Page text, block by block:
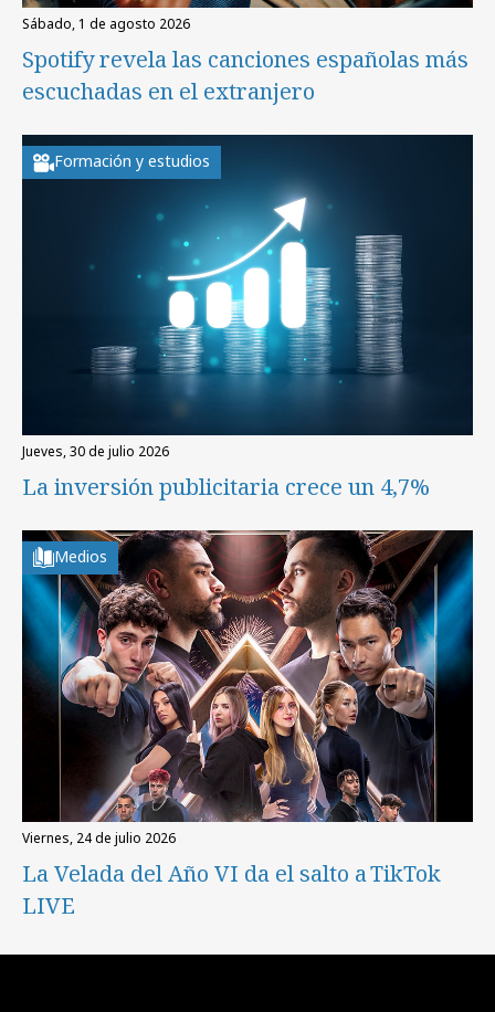
sábado, 1 de agosto 2026
Spotify revela las canciones españolas más
escuchadas en el extranjero
Formación y estudios
jueves, 30 de julio 2026
La inversión publicitaria crece un 4,7%
Medios
viernes, 24 de julio 2026
La Velada del Año VI da el salto a TikTok
LIVE